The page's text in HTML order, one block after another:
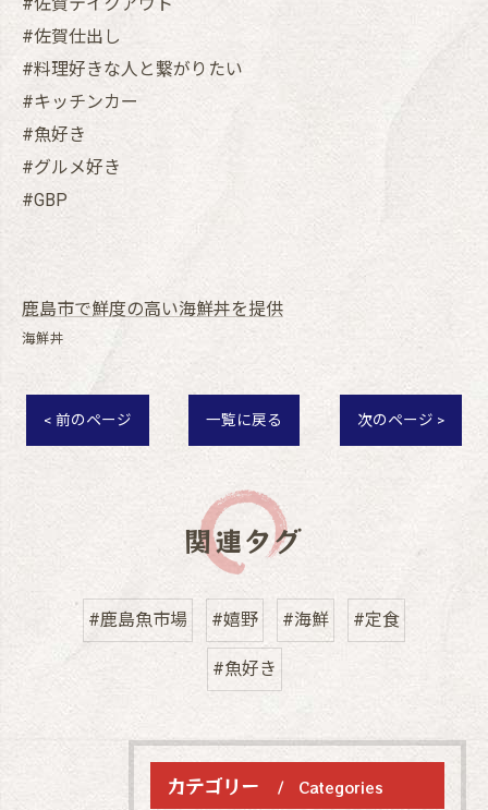
#佐賀仕出し
#料理好きな人と繋がりたい
#キッチンカー
#魚好き
#グルメ好き
#GBP
鹿島市で鮮度の高い海鮮丼を提供
海鮮丼
< 前のページ 一覧に戻る 次のページ >
関連タグ
#鹿島魚市場 #嬉野 #海鮮 #定食
#魚好き
カテゴリー Categories